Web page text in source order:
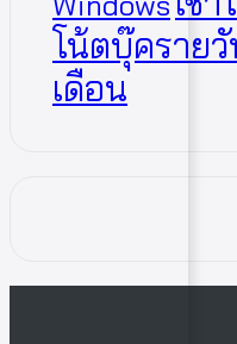
โน้ตบุ๊คราย
เดือน